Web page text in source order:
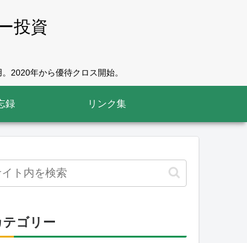
投資
2020年から優待クロス開始。
録 リンク集
テゴリー